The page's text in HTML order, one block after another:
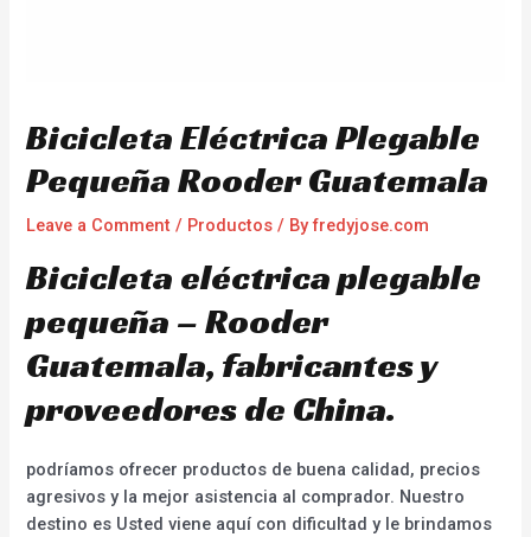
Bicicleta Eléctrica Plegable
Pequeña Rooder Guatemala
Leave a Comment / Productos / Byfredyjose.com
Bicicleta eléctrica plegable
pequeña – Rooder
Guatemala, fabricantes y
proveedores de China.
podríamos ofrecer productos de buena calidad, precios
agresivos y la mejor asistencia al comprador. Nuestro
destino es Usted viene aquí con dificultad y le brindamos